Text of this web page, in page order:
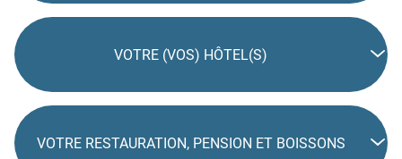
VOTRE (VOS) HÔTEL(S)
VOTRE RESTAURATION, PENSION ET BOISSONS